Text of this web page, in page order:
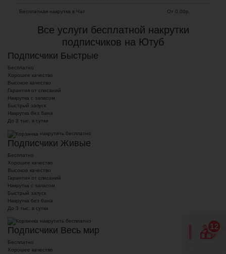
Бесплатная накрутка в Чат От 0.00р.
Все услуги бесплатной накрутки
подписчиков на Ютуб
Подписчики Быстрые
Бесплатно
Хорошее качество
Высокое качество
Гарантия от списаний
Накрутка с запасом
Быстрый запуск
Накрутка без бана
До 3 тыс. в сутки
накрутить бесплатно
Подписчики Живые
Бесплатно
Хорошее качество
Высокое качество
Гарантия от списаний
Накрутка с запасом
Быстрый запуск
Накрутка без бана
До 3 тыс. в сутки
накрутить бесплатно
Подписчики Весь мир
Бесплатно
Хорошее качество
🎁
12